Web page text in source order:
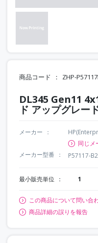
商品コード ZHP-
DL345 Gen11
ド アップグレー
メーカー
同じメ
メーカー型番
P57117-
最小販売単位 1
この商品について問い合
商品詳細の誤りを報告